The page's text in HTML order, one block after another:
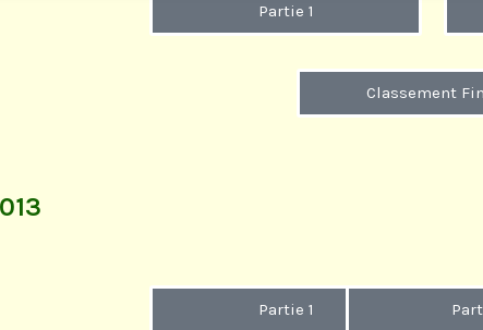
Partie 1
Classement
Partie 1